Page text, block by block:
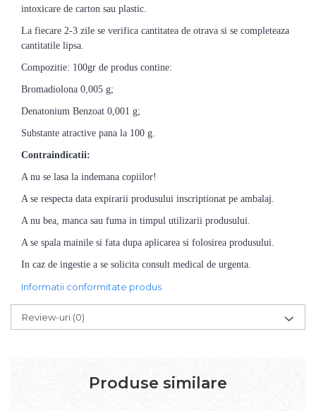
intoxicare de carton sau plastic.
La fiecare 2-3 zile se verifica cantitatea de otrava si se completeaza
cantitatile lipsa.
Compozitie: 100gr de produs contine:
Bromadiolona 0,005 g;
Denatonium Benzoat 0,001 g;
Substante atractive pana la 100 g.
Contraindicatii:
A nu se lasa la indemana copiilor!
A se respecta data expirarii produsului inscriptionat pe ambalaj.
A nu bea, manca sau fuma in timpul utilizarii produsului.
A se spala mainile si fata dupa aplicarea si folosirea produsului.
In caz de ingestie a se solicita consult medical de urgenta.
Informatii conformitate produs
Review-uri (0)
Produse similare